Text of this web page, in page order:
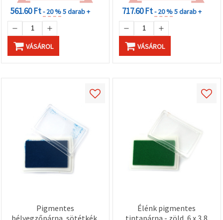
561.60 Ft- 20 %5 darab +
VÁSÁROL
717.60 Ft- 20 %5 darab +
VÁSÁROL
Pigmentes
bélyegzőpárna, sötétkék,
Élénk pigmentes
tintapárna - zöld, 6 x 3,8